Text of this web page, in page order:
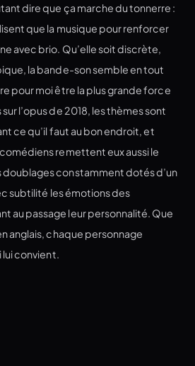
dire que ça marche du tonnerre :
que la musique pour renforcer
avec brio. Qu’elle soit discrète,
la bande-son semble en tout
pour moi être la plus grande force
l’opus de 2018, les thèmes sont
ce qu’il faut au bon endroit, et
remettent eux aussi le
constamment dotés d’un
subtilité les émotions des
au passage leur personnalité. Que
anglais, chaque personnage
convient.